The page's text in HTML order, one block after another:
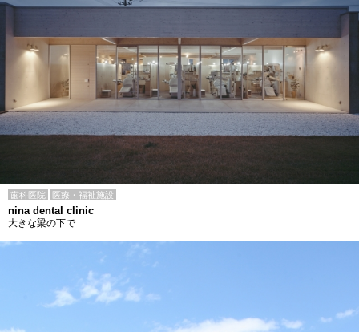
歯科医院 医療・福祉施設
nina dental clinic
大きな梁の下で